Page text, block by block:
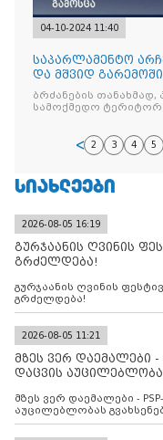
04-10-2024 11:40
საპარლამენტო
და მშვიდ
ვახტანგ
ბრძანების
სამოქმედო
2 3 4 5
ᲡᲘᲐᲮᲚᲔᲔᲑᲘ
2026-08-05 16:19
გურჯაანის ღვინის
გრძელდება!
გურჯაანის ღვინის
გრძელდება!
2026-08-05 11:21
მზეს ვერ დაემალები -
დაცვის
მზეს ვერ დაემალები -
აუცილებლობას